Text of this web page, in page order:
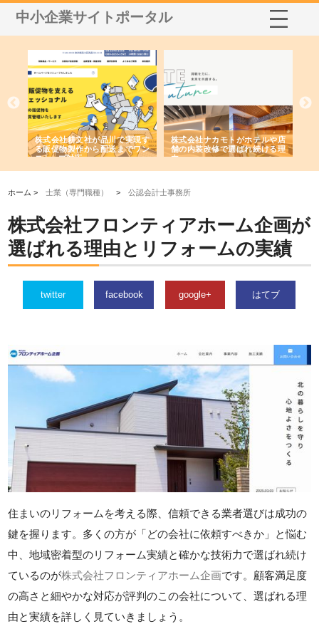
中小企業サイトポータル
株式会社耕文社が品川で実現す
る販促物製作から配送までワン
ストップ対応
株式会社ナカモトがホテルや店
舗の内装改修で選ばれ続ける理
由
ホーム >士業（専門職種） >公認会計士事務所
株式会社フロンティアホーム企画が
選ばれる理由とリフォームの実績
twitter facebook google+ はてブ
住まいのリフォームを考える際、信頼できる業者選びは成功の
鍵を握ります。多くの方が「どの会社に依頼すべきか」と悩む
中、地域密着型のリフォーム実績と確かな技術力で選ばれ続け
ているのが株式会社フロンティアホーム企画です。顧客満足度
の高さと細やかな対応が評判のこの会社について、選ばれる理
由と実績を詳しく見ていきましょう。